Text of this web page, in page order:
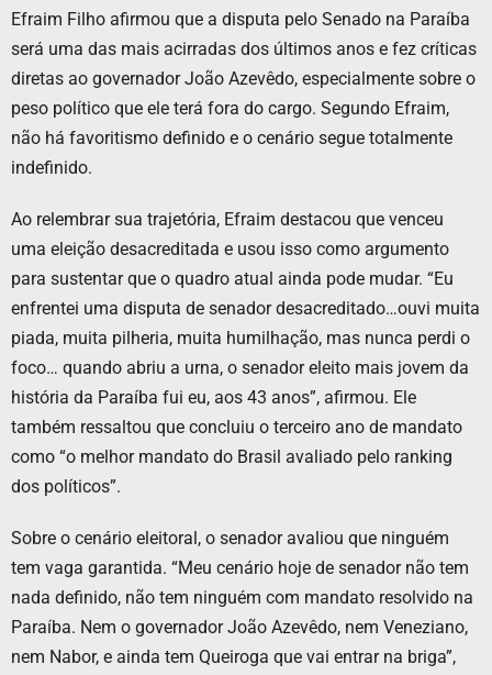
Efraim Filho afirmou que a disputa pelo Senado na Paraíba
será uma das mais acirradas dos últimos anos e fez críticas
diretas ao governador João Azevêdo, especialmente sobre o
peso político que ele terá fora do cargo. Segundo Efraim,
não há favoritismo definido e o cenário segue totalmente
indefinido.
Ao relembrar sua trajetória, Efraim destacou que venceu
uma eleição desacreditada e usou isso como argumento
para sustentar que o quadro atual ainda pode mudar. “Eu
enfrentei uma disputa de senador desacreditado…ouvi muita
piada, muita pilheria, muita humilhação, mas nunca perdi o
foco… quando abriu a urna, o senador eleito mais jovem da
história da Paraíba fui eu, aos 43 anos”, afirmou. Ele
também ressaltou que concluiu o terceiro ano de mandato
como “o melhor mandato do Brasil avaliado pelo ranking
dos políticos”.
Sobre o cenário eleitoral, o senador avaliou que ninguém
tem vaga garantida. “Meu cenário hoje de senador não tem
nada definido, não tem ninguém com mandato resolvido na
Paraíba. Nem o governador João Azevêdo, nem Veneziano,
nem Nabor, e ainda tem Queiroga que vai entrar na briga”,